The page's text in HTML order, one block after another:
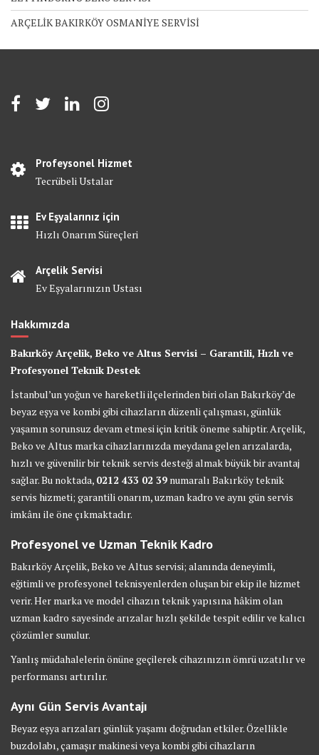
ARÇELİK BAKIRKÖY OSMANİYE SERVİSİ
Profeysonel Hizmet
Tecrübeli Ustalar
Ev Eşyalarınız için
Hızlı Onarım Süreçleri
Arçelik Servisi
Ev Eşyalarınızın Ustası
Hakkımızda
Bakırköy Arçelik, Beko ve Altus Servisi – Garantili, Hızlı ve
Profesyonel Teknik Destek
İstanbul’un yoğun ve hareketli ilçelerinden biri olan Bakırköy’de
beyaz eşya ve kombi gibi cihazların düzenli çalışması, günlük
yaşamın sorunsuz devam etmesi için kritik öneme sahiptir. Arçelik,
Beko ve Altus marka cihazlarınızda meydana gelen arızalarda,
hızlı ve güvenilir bir teknik servis desteği almak büyük bir avantaj
sağlar. Bu noktada, 0212 433 02 39 numaralı Bakırköy teknik
servis hizmeti; garantili onarım, uzman kadro ve aynı gün servis
imkânı ile öne çıkmaktadır.
Profesyonel ve Uzman Teknik Kadro
Bakırköy Arçelik, Beko ve Altus servisi; alanında deneyimli,
eğitimli ve profesyonel teknisyenlerden oluşan bir ekip ile hizmet
verir. Her marka ve model cihazın teknik yapısına hâkim olan
uzman kadro sayesinde arızalar hızlı şekilde tespit edilir ve kalıcı
çözümler sunulur.
Yanlış müdahalelerin önüne geçilerek cihazınızın ömrü uzatılır ve
performansı artırılır.
Aynı Gün Servis Avantajı
Beyaz eşya arızaları günlük yaşamı doğrudan etkiler. Özellikle
buzdolabı, çamaşır makinesi veya kombi gibi cihazların